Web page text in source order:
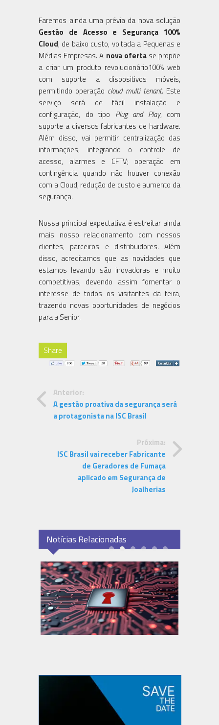
Faremos ainda uma prévia da nova solução
Gestão de Acesso e Segurança 100%
Cloud, de baixo custo, voltada a Pequenas e
Médias Empresas. A nova ofertase propõe
a criar um produto revolucionário100% web
com suporte a dispositivos móveis,
permitindo operação cloud multi tenant. Este
serviço será de fácil instalação e
configuração, do tipo Plug and Play, com
suporte a diversos fabricantes de hardware.
Além disso, vai permitir centralização das
informações, integrando o controle de
acesso, alarmes e CFTV; operação em
contingência quando não houver conexão
com a Cloud; redução de custo e aumento da
segurança.
Nossa principal expectativa é estreitar ainda
mais nosso relacionamento com nossos
clientes, parceiros e distribuidores. Além
disso, acreditamos que as novidades que
estamos levando são inovadoras e muito
competitivas, devendo assim fomentar o
interesse de todos os visitantes da feira,
trazendo novas oportunidades de negócios
para a Senior.
Share
Anterior:
A gestão proativa da segurança será
a protagonista na ISC Brasil
Próxima:
ISC Brasil vai receber Fabricante
de Geradores de Fumaça
aplicado em Segurança de
Joalherias
Notícias Relacionadas